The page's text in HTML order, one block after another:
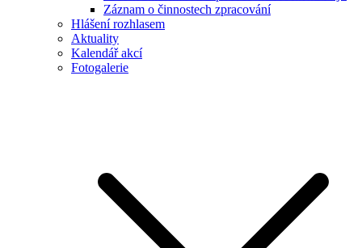
Záznam o činnostech zpracování
Hlášení rozhlasem
Aktuality
Kalendář akcí
Fotogalerie